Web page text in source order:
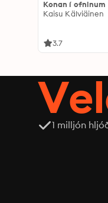
Konan í ofninum
Kaisu Kälviäinen
3.7
1 milljón